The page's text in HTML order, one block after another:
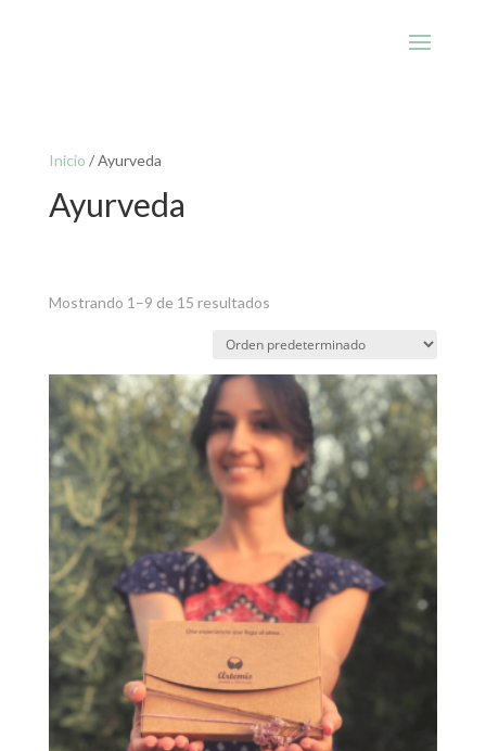
Inicio / Ayurveda
Ayurveda
Mostrando 1–9 de 15 resultados